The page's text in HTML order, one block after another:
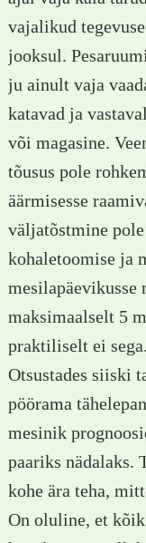
vajalikud
jooksul.
ju ainult vaja
katavad ja
või magasine.
tõusus pole
äärmisesse
väljatõstmine
kohaletoomise ja
mesilapäevikusse
maksimaalselt 5
praktiliselt ei sega.
Otsustades siiski
pöörama
mesinik
paariks nädalaks.
kohe ära teha,
On oluline, et